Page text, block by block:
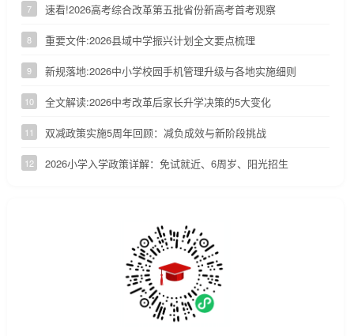
7 速看!2026高考综合改革第五批省份新高考首考观察
8 重要文件:2026县域中学振兴计划全文要点梳理
9 新规落地:2026中小学校园手机管理升级与各地实施细则
10 全文解读:2026中考改革后家长升学决策的5大变化
11 双减政策实施5周年回顾：减负成效与新阶段挑战
12 2026小学入学政策详解：免试就近、6周岁、阳光招生